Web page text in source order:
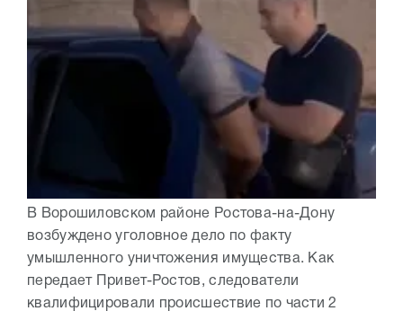
В Ворошиловском районе Ростова-на-Дону
возбуждено уголовное дело по факту
умышленного уничтожения имущества. Как
передает Привет-Ростов, следователи
квалифицировали происшествие по части 2